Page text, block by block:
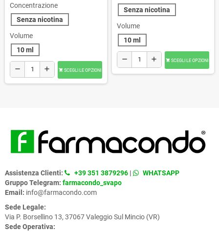
Concentrazione
Senza nicotina
Volume
10 ml
remove add  SCEGLI LE OPZIONI
Senza nicotina
Volume
10 ml
remove add  SCEGLI LE OPZIONI
Assistenza Clienti: +39 351 3879296 |
WHATSAPP
Gruppo Telegram: farmacondo_svapo
Email: info@farmacondo.com
Sede Legale:
Via P. Borsellino 13, 37067 Valeggio Sul Mincio (VR)
Sede Operativa: